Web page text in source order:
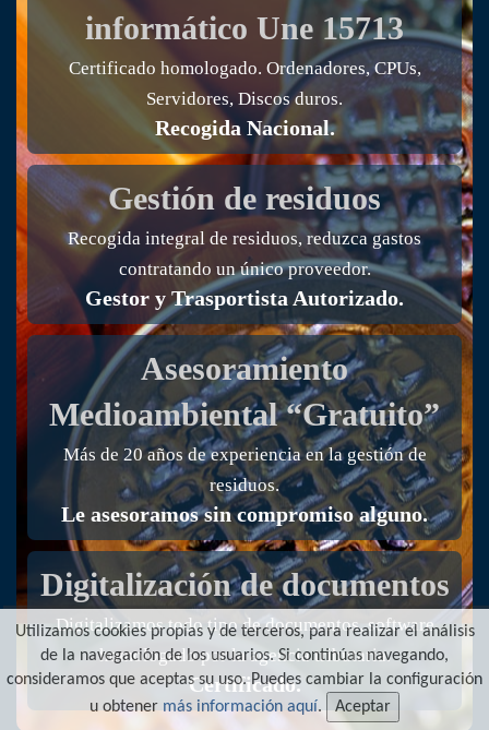
informático Une 15713
Certificado homologado. Ordenadores, CPUs,
Servidores, Discos duros.
Recogida Nacional.
Gestión de residuos
Recogida integral de residuos, reduzca gastos
contratando un único proveedor.
Gestor y Trasportista Autorizado.
Asesoramiento
Medioambiental “Gratuito”
Más de 20 años de experiencia en la gestión de
residuos.
Le asesoramos sin compromiso alguno.
Digitalización de documentos
Digitalizamos todo tipo de documentos, software
homologado por la agencia tributaria.
Certificado.
Utilizamos cookies propias y de terceros, para realizar el análisis
de la navegación de los usuarios. Si continúas navegando,
consideramos que aceptas su uso. Puedes cambiar la configuración
u obtenermás información aquí. Aceptar